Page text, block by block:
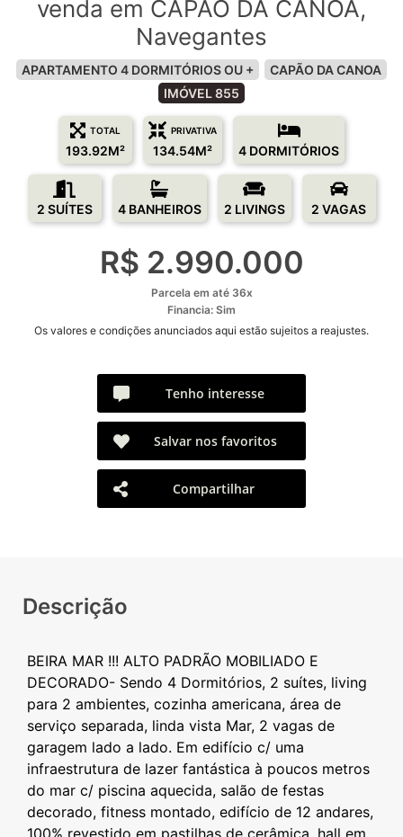
venda em CAPÃO DA CANOA,
Navegantes
APARTAMENTO 4 DORMITÓRIOS OU +
CAPÃO DA CANOA
IMÓVEL 855
TOTAL
193.92M²
PRIVATIVA
134.54M² 4 DORMITÓRIOS
2 SUÍTES 4 BANHEIROS 2 LIVINGS 2 VAGAS
R$ 2.990.000
Parcela em até 36x
Financia: Sim
Os valores e condições anunciados aqui estão sujeitos a reajustes.
Tenho interesse
Salvar nos favoritos
Compartilhar
Descrição
BEIRA MAR !!! ALTO PADRÃO MOBILIADO E
DECORADO- Sendo 4 Dormitórios, 2 suítes, living
para 2 ambientes, cozinha americana, área de
serviço separada, linda vista Mar, 2 vagas de
garagem lado a lado. Em edifício c/ uma
infraestrutura de lazer fantástica à poucos metros
do mar c/ piscina aquecida, salão de festas
decorado, fitness montado, edifício de 12 andares,
100% revestido em pastilhas de cerâmica, hall em